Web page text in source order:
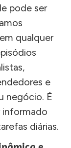
pode ser
qualquer
e
negócio. É
informado
diárias.